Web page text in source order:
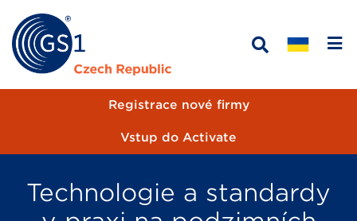
Registrace nové firmy
Vstup do Activate
Technologie a standardy